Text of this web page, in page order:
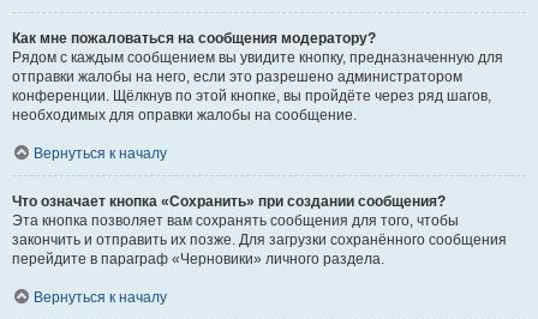
Как мне пожаловаться на сообщения модератору?
Рядом с каждым сообщением вы увидите кнопку, предназначенную для
отправки жалобы на него, если это разрешено администратором
конференции. Щёлкнув по этой кнопке, вы пройдёте через ряд шагов,
необходимых для оправки жалобы на сообщение.
Вернуться к началу
Что означает кнопка «Сохранить» при создании сообщения?
Эта кнопка позволяет вам сохранять сообщения для того, чтобы
закончить и отправить их позже. Для загрузки сохранённого сообщения
перейдите в параграф «Черновики» личного раздела.
Вернуться к началу